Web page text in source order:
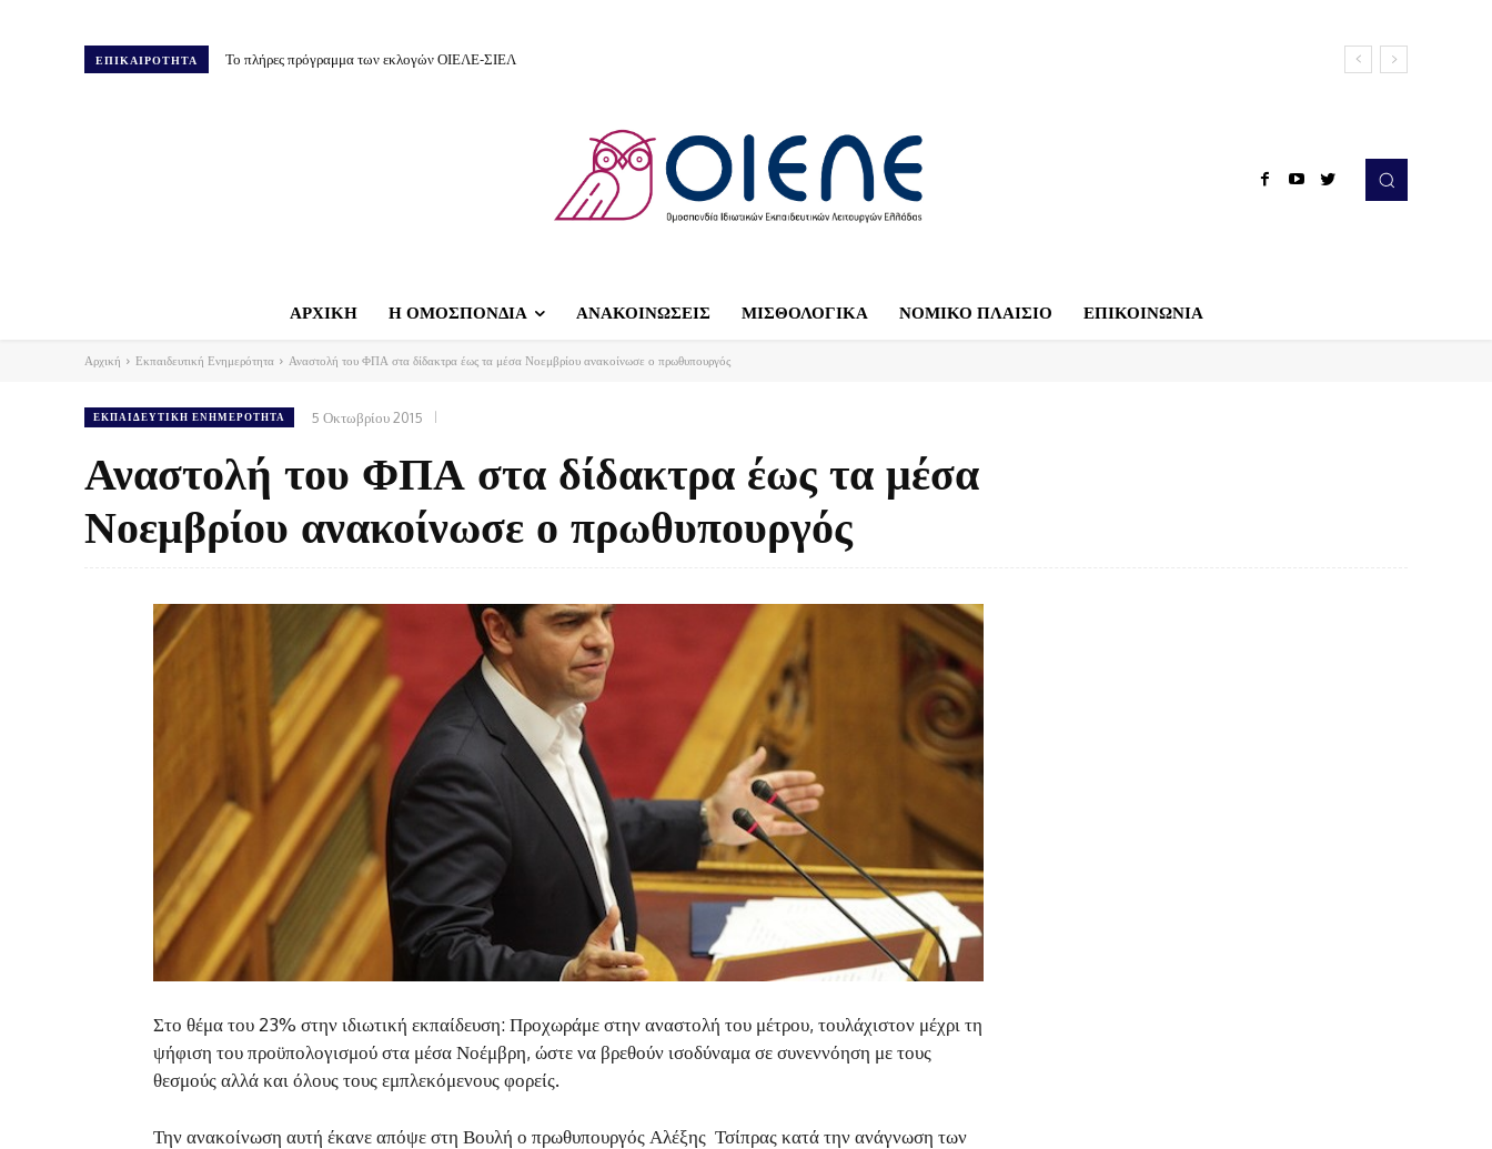
ΕΠΙΚΑΙΡΟΤΗΤΑ Το πλήρες πρόγραμμα των εκλογών ΟΙΕΛΕ-ΣΙΕΛ
ΑΡΧΙΚΗ Η ΟΜΟΣΠΟΝΔΙΑ ΑΝΑΚΟΙΝΩΣΕΙΣ ΜΙΣΘΟΛΟΓΙΚΑ ΝΟΜΙΚΟ ΠΛΑΙΣΙΟ ΕΠΙΚΟΙΝΩΝΙΑ
Αρχική Εκπαιδευτική Ενημερότητα Αναστολή του ΦΠΑ στα δίδακτρα έως τα μέσα Νοεμβρίου ανακοίνωσε ο πρωθυπουργός
ΕΚΠΑΙΔΕΥΤΙΚΉ ΕΝΗΜΕΡΌΤΗΤΑ 5 Οκτωβρίου 2015
Αναστολή του ΦΠΑ στα δίδακτρα έως τα μέσα
Νοεμβρίου ανακοίνωσε ο πρωθυπουργός
Στο θέμα του 23% στην ιδιωτική εκπαίδευση: Προχωράμε στην αναστολή του μέτρου, τουλάχιστον μέχρι τη
ψήφιση του προϋπολογισμού στα μέσα Νοέμβρη, ώστε να βρεθούν ισοδύναμα σε συνεννόηση με τους
θεσμούς αλλά και όλους τους εμπλεκόμενους φορείς.
Την ανακοίνωση αυτή έκανε απόψε στη Βουλή ο πρωθυπουργός Αλέξης Τσίπρας κατά την ανάγνωση των